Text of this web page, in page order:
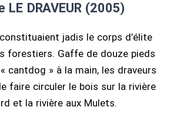
LE DRAVEUR (2005)
jadis le corps d’élite
forestiers. Gaffe de douze pieds
cantdog » à la main, les draveurs
faire circuler le bois sur la rivière
et la rivière aux Mulets.